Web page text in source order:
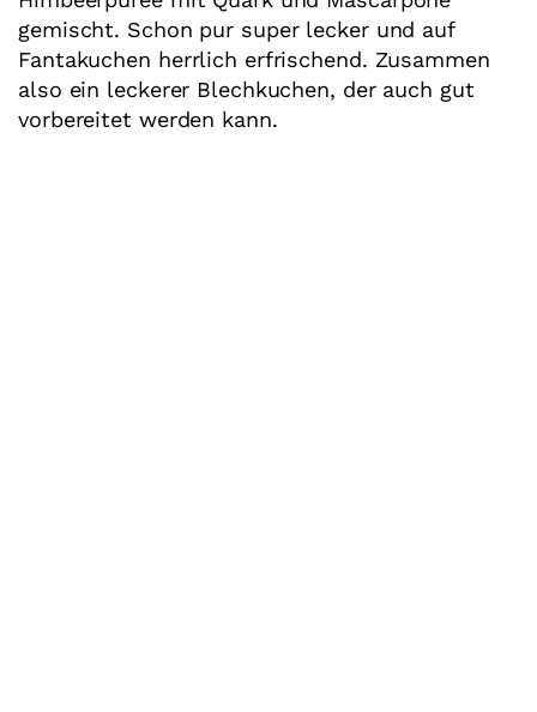
gemischt. Schon pur super lecker und auf
Fantakuchen herrlich erfrischend. Zusammen
also ein leckerer Blechkuchen, der auch gut
vorbereitet werden kann.